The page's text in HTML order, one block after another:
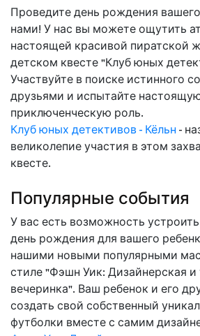
Проведите день рождения
нами! У нас вы можете ощутить
настоящей красивой пиратской
детском квесте "Клуб юных
Участвуйте в поиске истинного
друзьями и испытайте
приключенческую роль.
Клуб юных детективов - Кёльн -
великолепие участия в этом
квесте.
Популярные события
У вас есть возможность
день рождения для вашего
нашими новыми популярными
стиле "Фэшн Уик: Дизайнерская и
вечеринка". Ваш ребенок и его
создать свой собственный
футболки вместе с самим